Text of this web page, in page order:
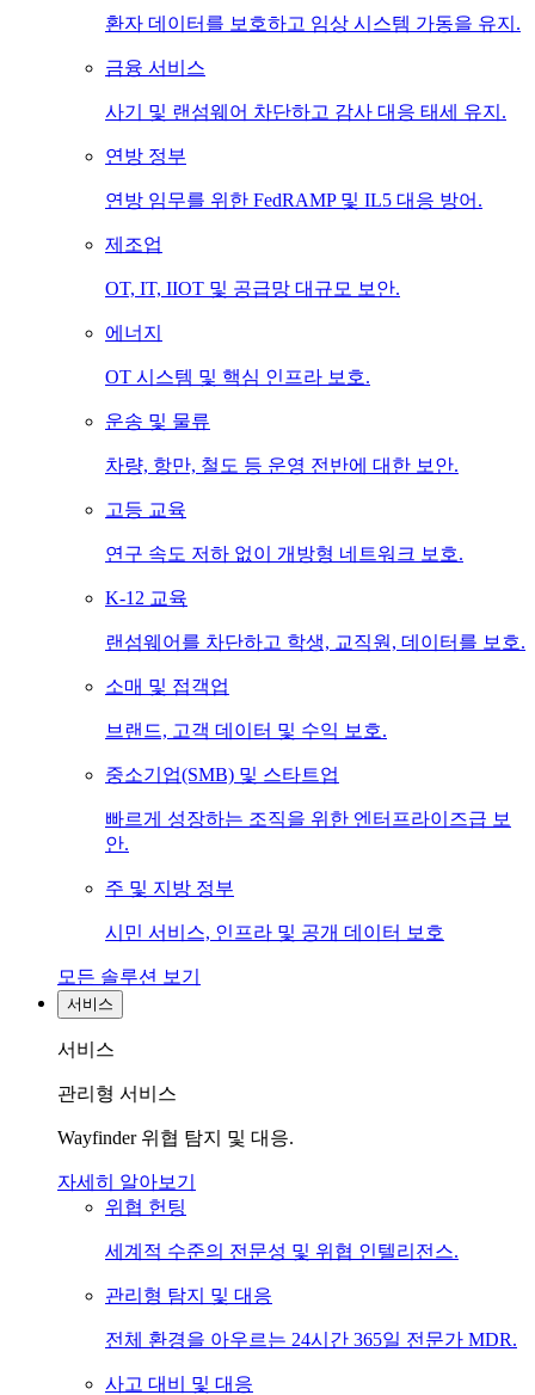
환자 데이터를 보호하고 임상 시스템 가동을 유지.
금융 서비스
사기 및 랜섬웨어 차단하고 감사 대응 태세 유지.
연방 정부
연방 임무를 위한 FedRAMP 및 IL5 대응 방어.
제조업
OT, IT, IIOT 및 공급망 대규모 보안.
에너지
OT 시스템 및 핵심 인프라 보호.
운송 및 물류
차량, 항만, 철도 등 운영 전반에 대한 보안.
고등 교육
연구 속도 저하 없이 개방형 네트워크 보호.
K-12 교육
랜섬웨어를 차단하고 학생, 교직원, 데이터를 보호.
소매 및 접객업
브랜드, 고객 데이터 및 수익 보호.
중소기업(SMB) 및 스타트업
빠르게 성장하는 조직을 위한 엔터프라이즈급 보
안.
주 및 지방 정부
시민 서비스, 인프라 및 공개 데이터 보호
모든 솔루션 보기
서비스
서비스
관리형 서비스
Wayfinder 위협 탐지 및 대응.
자세히 알아보기
위협 헌팅
세계적 수준의 전문성 및 위협 인텔리전스.
관리형 탐지 및 대응
전체 환경을 아우르는 24시간 365일 전문가 MDR.
사고 대비 및 대응